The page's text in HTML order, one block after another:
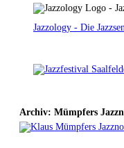
Jazzology - Die
Archiv: Mümpfers